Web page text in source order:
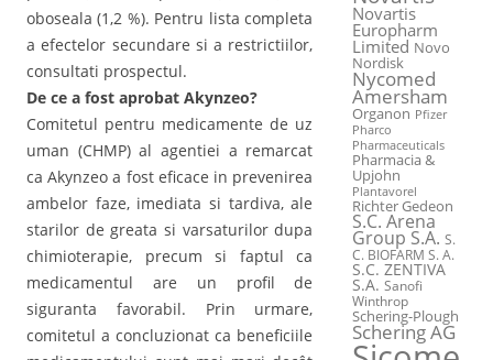
oboseala (1,2 %). Pentru lista completa
a efectelor secundare si a restrictiilor,
consultati prospectul.
De ce a fost aprobat Akynzeo?
Comitetul pentru medicamente de uz
uman (CHMP) al agentiei a remarcat
ca Akynzeo a fost eficace in prevenirea
ambelor faze, imediata si tardiva, ale
starilor de greata si varsaturilor dupa
chimioterapie, precum si faptul ca
medicamentul are un profil de
siguranta favorabil. Prin urmare,
comitetul a concluzionat ca beneficiile
Novartis
Europharm
Limited Novo
Nordisk
Nycomed
Amersham
Organon Pfizer
Pharco
Pharmaceuticals
Pharmacia &
Upjohn
Plantavorel
Richter Gedeon
S.C. Arena
Group S.A. S.
C. BIOFARM S. A.
S.C. ZENTIVA
S.A. Sanofi
Winthrop
Schering-Plough
Schering AG